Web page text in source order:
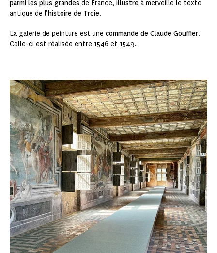
parmi les plus grandes de France, illustre à merveille le texte
antique de l’histoire de Troie.
La galerie de peinture est une commande de Claude Gouffier.
Celle-ci est réalisée entre 1546 et 1549.